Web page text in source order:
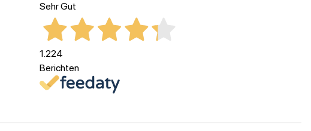
Sehr Gut
1.224
Berichten